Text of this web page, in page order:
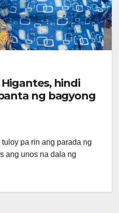
hindi
ng bagyong
pa rin ang parada ng
ang unos na dala ng